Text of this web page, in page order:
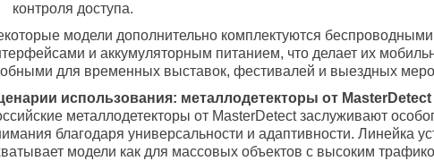
контроля доступа.
модели дополнительно комплектуются беспроводными
и аккумуляторным питанием, что делает их
для временных выставок, фестивалей и выездных
использования: металлодетекторы от MasterDetect
металлодетекторы от MasterDetect заслуживают
благодаря универсальности и адаптивности. Линейка
модели как для массовых объектов с высоким